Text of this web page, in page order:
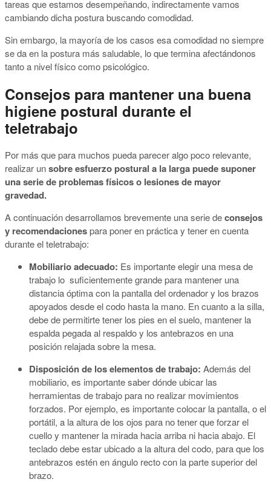
tareas que estamos desempeñando, indirectamente vamos
cambiando dicha postura buscando comodidad.
Sin embargo, la mayoría de los casos esa comodidad no siempre
se da en la postura más saludable, lo que termina afectándonos
tanto a nivel físico como psicológico.
Consejos para mantener una buena
higiene postural durante el
teletrabajo
Por más que para muchos pueda parecer algo poco relevante,
realizar unsobre esfuerzo postural a la larga puede suponer
una serie de problemas físicos o lesiones de mayor
gravedad.
A continuación desarrollamos brevemente una serie deconsejos
y recomendacionespara poner en práctica y tener en cuenta
durante el teletrabajo:
Mobiliario adecuado: Es importante elegir una mesa de
trabajo lo suficientemente grande para mantener una
distancia óptima con la pantalla del ordenador y los brazos
apoyados desde el codo hasta la mano. En cuanto a la silla,
debe de permitirte tener los pies en el suelo, mantener la
espalda pegada al respaldo y los antebrazos en una
posición relajada sobre la mesa.
Disposición de los elementos de trabajo: Además del
mobiliario, es importante saber dónde ubicar las
herramientas de trabajo para no realizar movimientos
forzados. Por ejemplo, es importante colocar la pantalla, o el
portátil, a la altura de los ojos para no tener que forzar el
cuello y mantener la mirada hacia arriba ni hacia abajo. El
teclado debe estar ubicado a la altura del codo, para que los
antebrazos estén en ángulo recto con la parte superior del
brazo.